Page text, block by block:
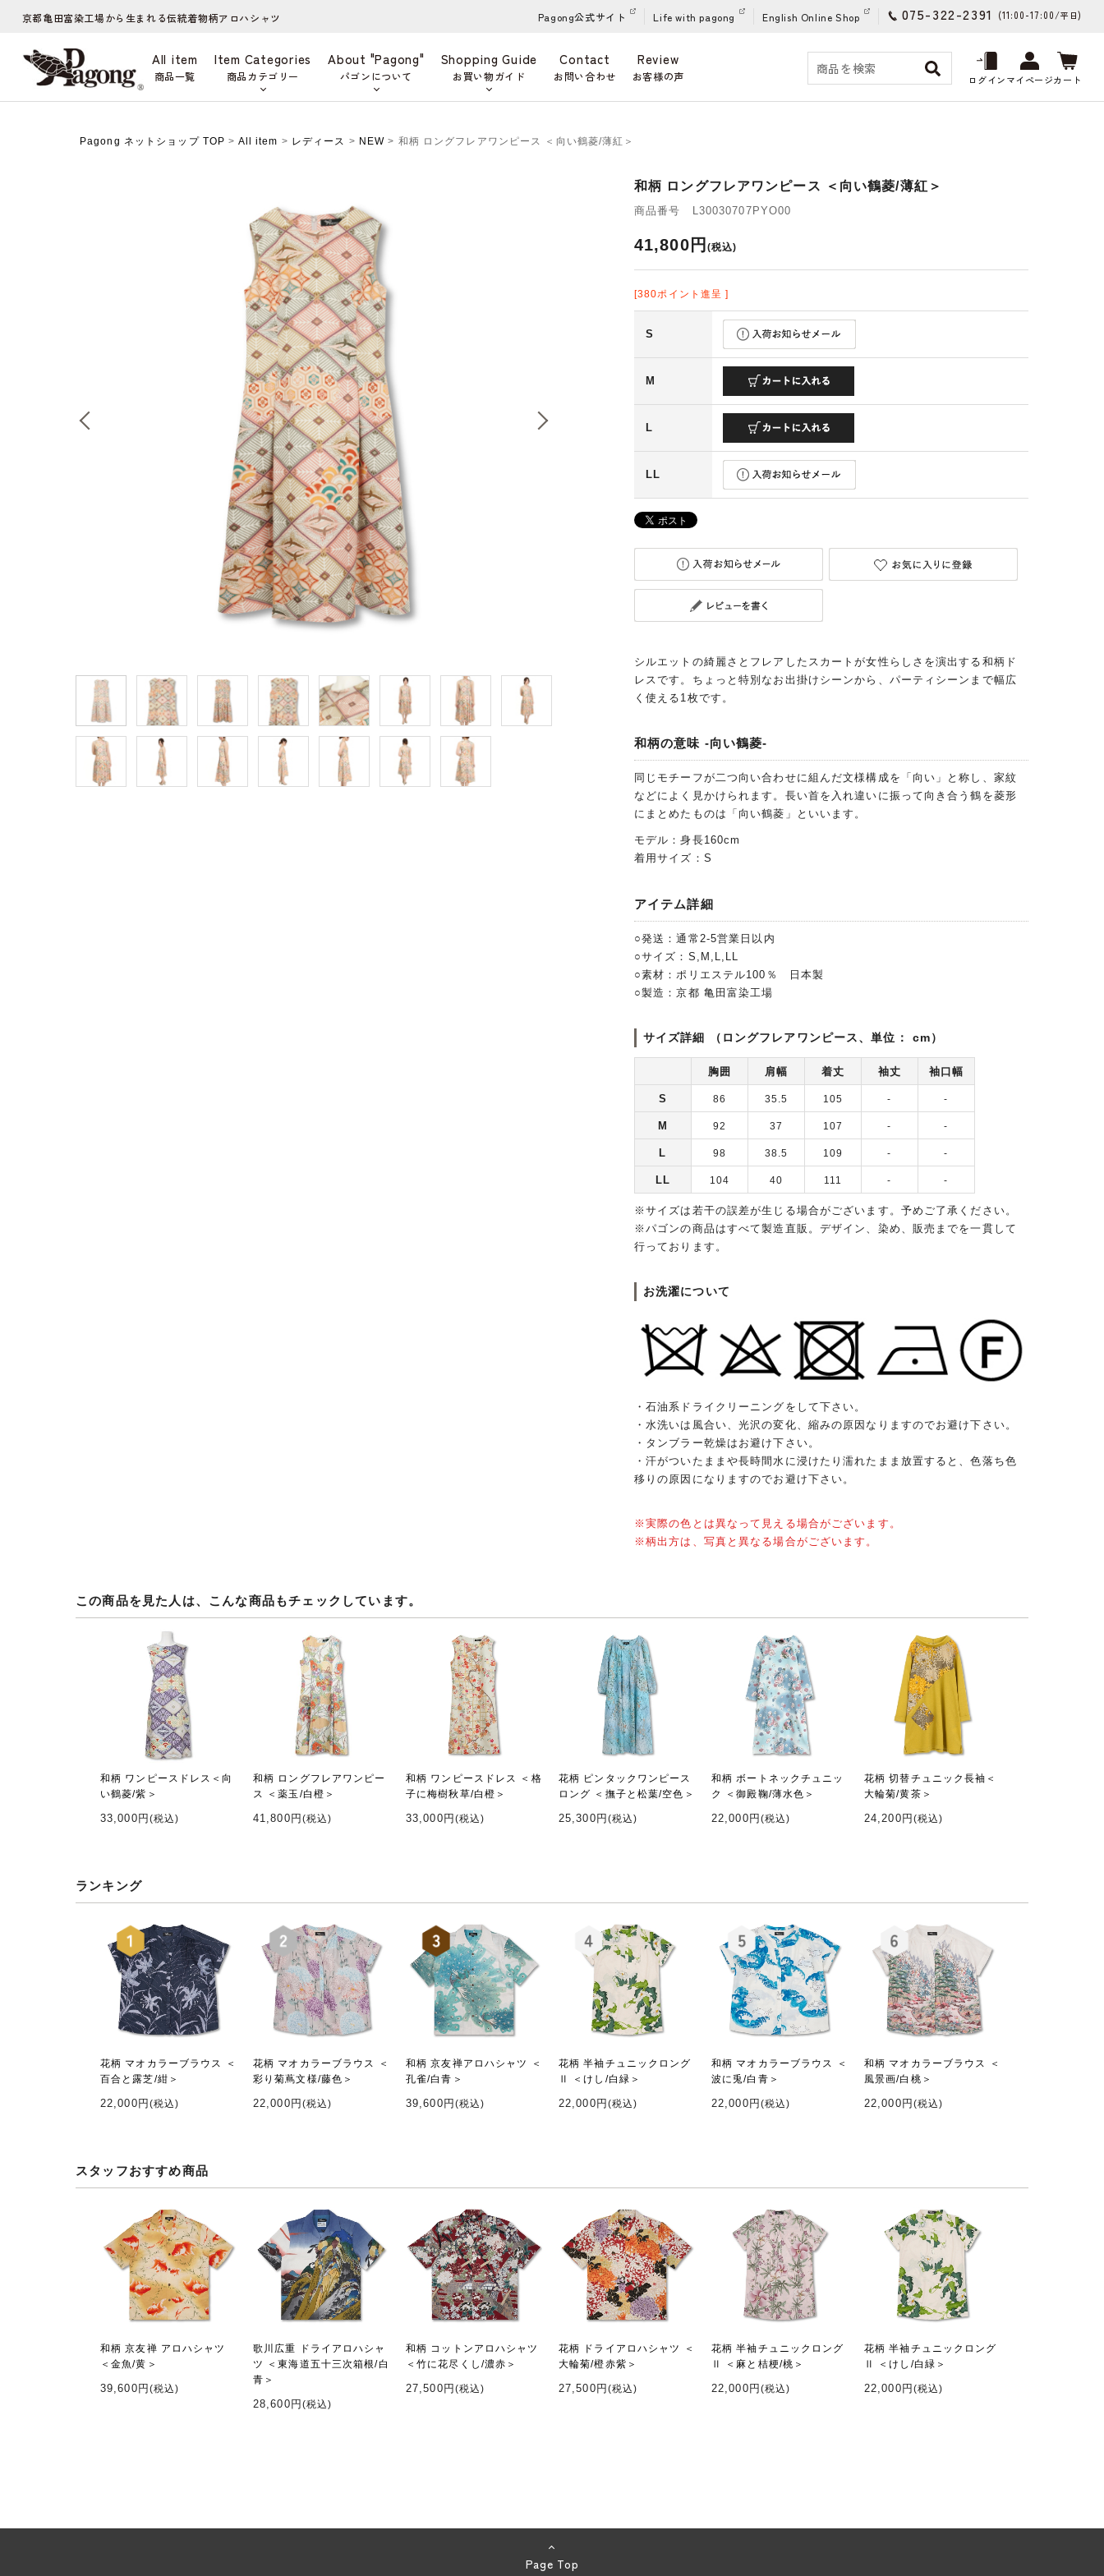
京都亀田富染工場から生まれる伝統着物柄アロハシャツ Pagong公式サイト Life with pagong English Online Shop 075-322-2391 (11:00-17:00/平日)
All item
商品一覧
Item Categories
商品カテゴリー
About "Pagong"
パゴンについて
Shopping Guide
お買い物ガイド
Contact
お問い合わせ
Review
お客様の声 ログインマイページカート
Pagong ネットショップ TOP > All item > レディース > NEW > 和柄 ロングフレアワンピース ＜向い鶴菱/薄紅＞
和柄 ロングフレアワンピース ＜向い鶴菱/薄紅＞
商品番号 L30030707PYO00
41,800円 (税込)
[380ポイント進呈 ]
S
M
L
LL
シルエットの綺麗さとフレアしたスカートが女性らしさを演出する和柄ド
レスです。ちょっと特別なお出掛けシーンから、パーティシーンまで幅広
く使える1枚です。
和柄の意味 -向い鶴菱-
同じモチーフが二つ向い合わせに組んだ文様構成を「向い」と称し、家紋
などによく見かけられます。長い首を入れ違いに振って向き合う鶴を菱形
にまとめたものは「向い鶴菱」といいます。
モデル：身長160cm
着用サイズ：S
アイテム詳細
○発送：通常2-5営業日以内
○サイズ：S,M,L,LL
○素材：ポリエステル100％ 日本製
○製造：京都 亀田富染工場
サイズ詳細 （ロングフレアワンピース、単位： cm）
胸囲 肩幅 着丈 袖丈 袖口幅
S 86 35.5 105 - -
M 92 37 107 - -
L 98 38.5 109 - -
LL 104 40 111 - -
※サイズは若干の誤差が生じる場合がございます。予めご了承ください。
※パゴンの商品はすべて製造直販。デザイン、染め、販売までを一貫して
行っております。
お洗濯について
・石油系ドライクリーニングをして下さい。
・水洗いは風合い、光沢の変化、縮みの原因なりますのでお避け下さい。
・タンブラー乾燥はお避け下さい。
・汗がついたままや長時間水に浸けたり濡れたまま放置すると、色落ち色
移りの原因になりますのでお避け下さい。
※実際の色とは異なって見える場合がございます。
※柄出方は、写真と異なる場合がございます。
この商品を見た人は、こんな商品もチェックしています。
和柄 ワンピースドレス＜向
い鶴菱/紫＞
33,000円 (税込)
和柄 ロングフレアワンピー
ス ＜薬玉/白橙＞
41,800円 (税込)
和柄 ワンピースドレス ＜格
子に梅樹秋草/白橙＞
33,000円 (税込)
花柄 ピンタックワンピース
ロング ＜撫子と松葉/空色＞
25,300円 (税込)
和柄 ボートネックチュニッ
ク ＜御殿鞠/薄水色＞
22,000円 (税込)
花柄 切替チュニック長袖＜
大輪菊/黄茶＞
24,200円 (税込)
ランキング
花柄 マオカラーブラウス ＜
百合と露芝/紺＞
22,000円 (税込)
花柄 マオカラーブラウス ＜
彩り菊蔦文様/藤色＞
22,000円 (税込)
和柄 京友禅アロハシャツ ＜
孔雀/白青＞
39,600円 (税込)
花柄 半袖チュニックロング
Ⅱ ＜けし/白緑＞
22,000円 (税込)
和柄 マオカラーブラウス ＜
波に兎/白青＞
22,000円 (税込)
和柄 マオカラーブラウス ＜
風景画/白桃＞
22,000円 (税込)
スタッフおすすめ商品
和柄 京友禅 アロハシャツ
＜金魚/黄＞
39,600円 (税込)
歌川広重 ドライアロハシャ
ツ ＜東海道五十三次箱根/白
青＞
28,600円 (税込)
和柄 コットンアロハシャツ
＜竹に花尽くし/濃赤＞
27,500円 (税込)
花柄 ドライアロハシャツ ＜
大輪菊/橙赤紫＞
27,500円 (税込)
花柄 半袖チュニックロング
Ⅱ ＜麻と桔梗/桃＞
22,000円 (税込)
花柄 半袖チュニックロング
Ⅱ ＜けし/白緑＞
22,000円 (税込)
Page Top